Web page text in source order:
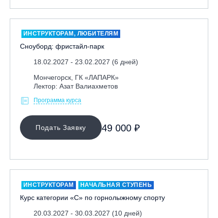
Москва, Парк «Ходынское поле»
Москва, Скалодром "Атмосфера"
Московская обл., ВГК «Лисья Гора»
Московская обл., ГК Леонида Тягачёва
Московская обл., п. Чулково, ГК «Гая Северина»
Московская обл., Сергиев Посад, вейк парк Boardberry
Новосибирск, ГЛК «Горский»
Пермский край., ГЛЦ «Губаха»
Пермь, ГК «Жебреи»
Приморский край, ГЛК «Медвежья Долина»
ИНСТРУКТОРАМ, ЛЮБИТЕЛЯМ
Сноуборд: фристайл-парк
18.02.2027 - 23.02.2027 (6 дней)
Мончегорск, ГК «ЛАПАРК»
Лектор: Азат Валиахметов
Программа курса
Подать Заявку 49 000 ₽
ИНСТРУКТОРАМ НАЧАЛЬНАЯ СТУПЕНЬ
Курс категории «С» по горнолыжному спорту
20.03.2027 - 30.03.2027 (10 дней)